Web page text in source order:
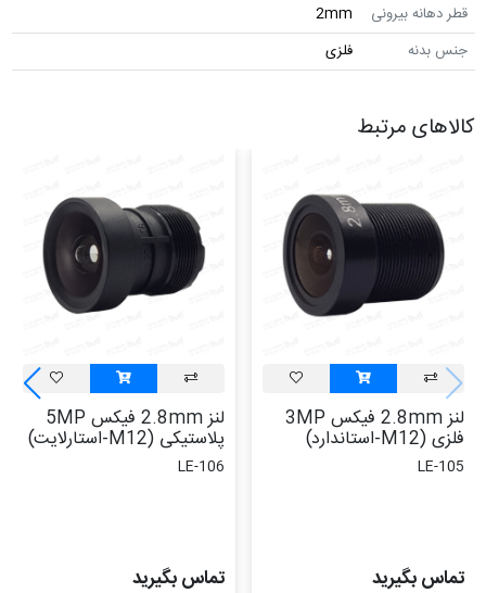
قطر دهانه بیرونی
2mm
جنس بدنه
فلزی
کالاهای مرتبط
لنز 2.8mm فیکس 3MP
فلزی (M12-استاندارد)
LE-105
تماس بگیرید
لنز 2.8mm فیکس 5MP
پلاستیکی (M12-استارلایت)
LE-106
تماس بگیرید